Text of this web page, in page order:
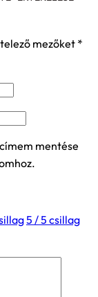
mezőket *
mentése
5 / 5 csillag